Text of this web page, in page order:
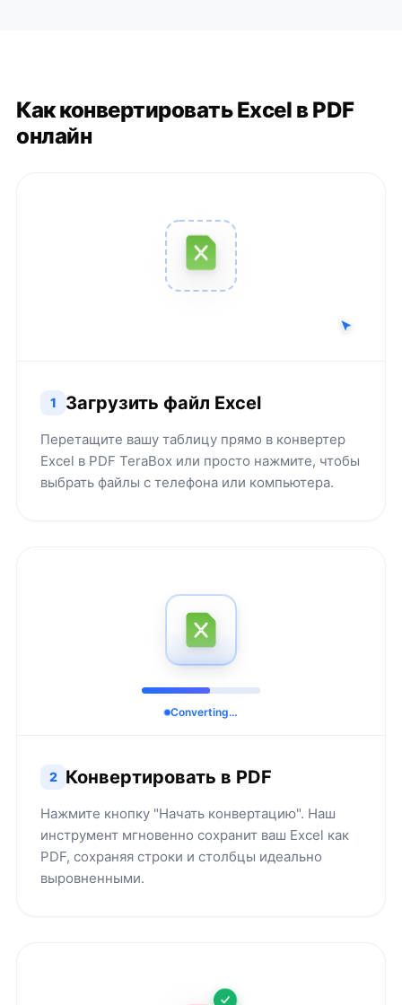
Как конвертировать Excel в PDF
онлайн
1 Загрузить файл Excel
Перетащите вашу таблицу прямо в конвертер
Excel в PDF TeraBox или просто нажмите, чтобы
выбрать файлы с телефона или компьютера.
Converting…
2 Конвертировать в PDF
Нажмите кнопку "Начать конвертацию". Наш
инструмент мгновенно сохранит ваш Excel как
PDF, сохраняя строки и столбцы идеально
выровненными.